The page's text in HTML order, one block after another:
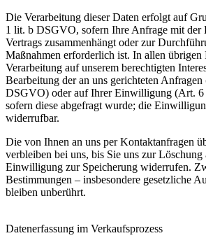
Die Verarbeitung dieser Daten erfolgt auf
1 lit. b DSGVO, sofern Ihre Anfrage mit der
Vertrags zusammenhängt oder zur
Maßnahmen erforderlich ist. In allen übrigen
Verarbeitung auf unserem berechtigten
Bearbeitung der an uns gerichteten
DSGVO) oder auf Ihrer Einwilligung (Art.
sofern diese abgefragt wurde; die
widerrufbar.
Die von Ihnen an uns per Kontaktanfragen
verbleiben bei uns, bis Sie uns zur
Einwilligung zur Speicherung widerrufen.
Bestimmungen – insbesondere gesetzliche
bleiben unberührt.
Datenerfassung im Verkaufsprozess